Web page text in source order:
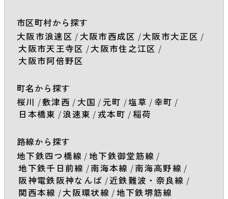
市区町村から探す
大阪市浪速区 / 大阪市西成区 /大阪市大正区 /
大阪市天王寺区 /大阪市住之江区 /
大阪市阿倍野区
町名から探す
桜川 /敷津西 / 大国 / 元町 /塩草 / 幸町 /
日本橋東 /浪速東 / 戎本町 /稲荷
路線から探す
地下鉄四つ橋線 /地下鉄御堂筋線 /
地下鉄千日前線 /南海本線 /南海高野線 /
阪神電鉄阪神なんば /近鉄難波・奈良線 /
関西本線 /大阪環状線 /地下鉄堺筋線